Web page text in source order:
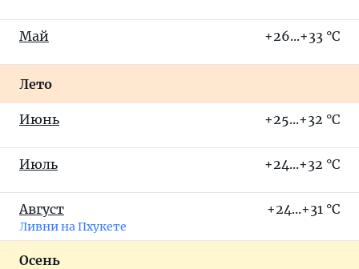
Май +26...+33 °C
Лето
Июнь +25...+32 °C
Июль +24...+32 °C
Август
Ливни на Пхукете
+24...+31 °C
Осень